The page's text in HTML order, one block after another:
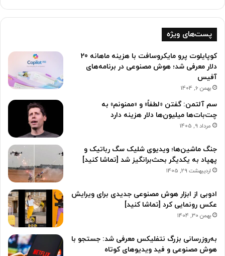
پست‌های ویژه
کوپایلوت پرو مایکروسافت با هزینه ماهانه 20
دلار معرفی شد؛ هوش مصنوعی در برنامه‌های
آفیس
بهمن 6, 1404
سم آلتمن: گفتن «لطفاً» و «ممنونم» به
چت‌بات‌ها میلیون‌ها دلار هزینه دارد
مرداد 9, 1405
جنگ ماشین‌ها؛ ویدیوی شلیک سگ رباتیک و
پهپاد به یکدیگر بحث‌برانگیز شد [تماشا کنید]
اردیبهشت 29, 1405
ادوبی از ابزار هوش مصنوعی جدیدی برای ویرایش
عکس رونمایی کرد [تماشا کنید]
بهمن 30, 1404
به‌روزرسانی بزرگ نتفلیکس معرفی شد: جستجو با
هوش مصنوعی و فید ویدیوهای کوتاه